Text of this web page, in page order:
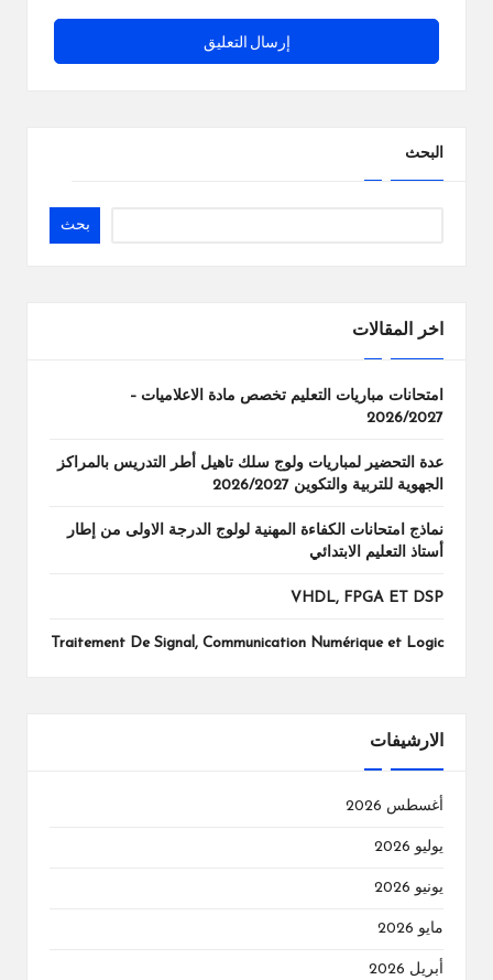
البحث
بحث
اخر المقالات
امتحانات مباريات التعليم تخصص مادة الاعلاميات –
2026/2027
عدة التحضير لمباريات ولوج سلك تاهيل أطر التدريس بالمراكز
الجهوية للتربية والتكوين 2026/2027
نماذج امتحانات الكفاءة المهنية لولوج الدرجة الاولى من إطار
أستاذ التعليم الابتدائي
VHDL, FPGA ET DSP
Traitement De Signal, Communication Numérique et Logic
الارشيفات
أغسطس 2026
يوليو 2026
يونيو 2026
مايو 2026
أبريل 2026